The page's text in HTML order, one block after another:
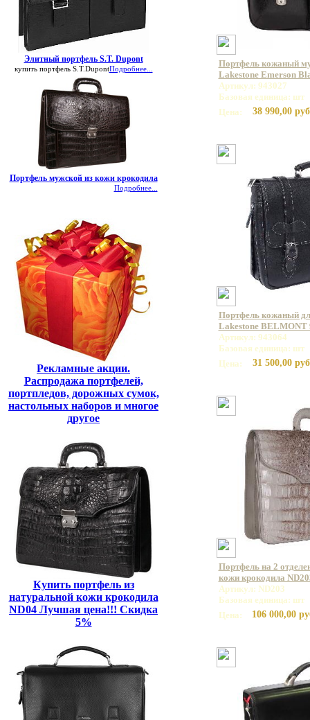
Элитный портфель S.T. Dupont
купить портфель S.T.DupontПодробнее...
Портфель мужской из кожи крокодила
Подробнее...
Рекламные акции.
Распродажа портфелей,
портпледов, дорожных сумок,
настольных наборов и многое
другое
Купить портфель из
натуральной кожи крокодила
ND04 Лучшая цена!!! Скидка
5%
Портфель кожаный
Lakestone Emerson
Артикул: 943027
Базовая единица: шт
Цена:
38 990,00
Портфель кожаный
Lakestone BELMONT
Артикул: 943064
Базовая единица: шт
Цена:
31 500,00
Портфель на 2
кожи крокодила
Артикул: ND203
Базовая единица: шт
Цена:
106 000,00